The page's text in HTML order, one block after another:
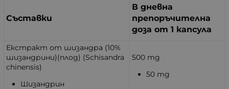
Съставки
В дневна
препоръчителна
доза от 1 капсула
Екстракт от шизандра (10%
шизандрини)(плод) (Schisandra
chinensis)
Шизандрин
500 mg
50 mg